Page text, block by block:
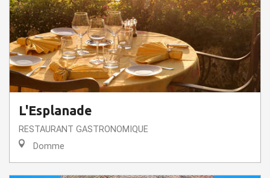
L'Esplanade
RESTAURANT GASTRONOMIQUE
Domme